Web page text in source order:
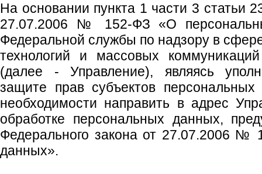
На основании пункта 1 части 3 статьи
27.07.2006 № 152-ФЗ «О
Федеральной службы по надзору в
технологий и массовых
(далее - Управление), являясь
защите прав субъектов
необходимости направить в адрес
обработке персональных данных,
Федерального закона от 27.07.2006
данных».